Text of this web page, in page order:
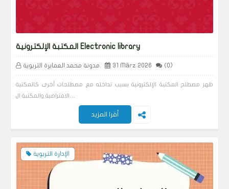
المكتبة الإلكترونية Electronic library
31 März 2026 (0)
ظهر مصطلح المكتبة الإلكترونية بسبب تداخله مع مصطلحات أخرى كالمكتبة
أقرا المزيد
الإدارة التربوية